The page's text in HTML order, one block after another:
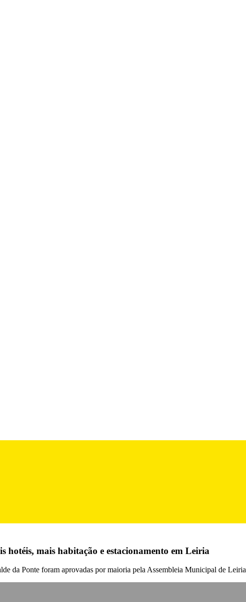
hotéis, mais habitação e estacionamento em Leiria
da Ponte foram aprovadas por maioria pela Assembleia Municipal de Leiria